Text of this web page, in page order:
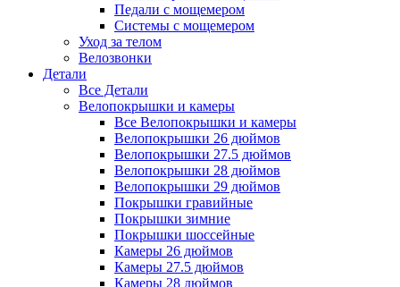
Педали с мощемером
Системы с мощемером
Уход за телом
Велозвонки
Детали
Все Детали
Велопокрышки и камеры
Все Велопокрышки и камеры
Велопокрышки 26 дюймов
Велопокрышки 27.5 дюймов
Велопокрышки 28 дюймов
Велопокрышки 29 дюймов
Покрышки гравийные
Покрышки зимние
Покрышки шоссейные
Камеры 26 дюймов
Камеры 27.5 дюймов
Камеры 28 дюймов